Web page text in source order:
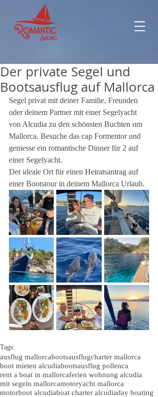
Der private Segel und
Bootsausflug auf Mallorca
Segel privat mit deiner Familie, Freunden
oder deinem Partner mit einer Segelyacht
von Alcudia zu den schönsten Buchten um
Mallorca. Besuche das cap Formentor und
geniesse ein romantische Dinner für 2 auf
einer Segelyacht.
Der ideale Ort für einen Heiratsantrag auf
einer Bootstour in deinem Mallorca Urlaub.
Tags:
ausflug mallorcabootsausflugcharter mallorca
boot mieten alcudiabootsausflug pollenca
rent a boat in mallorcaferien wohnung alcudia
mit segeln mallorcamotoryacht mallorca
motorboot alcudiaboat charter alcudiaday boating